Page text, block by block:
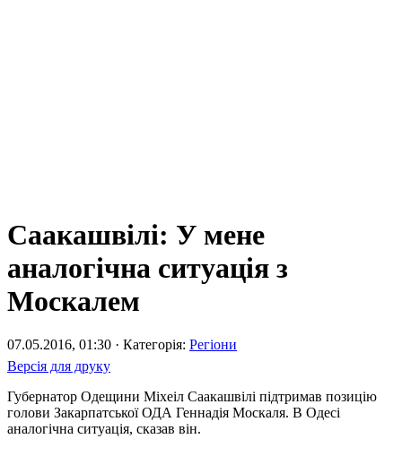
Саакашвілі: У мене
аналогічна ситуація з
Москалем
07.05.2016, 01:30 · Категорія: Регіони
Версія для друку
Губернатор Одещини Міхеіл Саакашвілі підтримав позицію
голови Закарпатської ОДА Геннадія Москаля. В Одесі
аналогічна ситуація, сказав він.